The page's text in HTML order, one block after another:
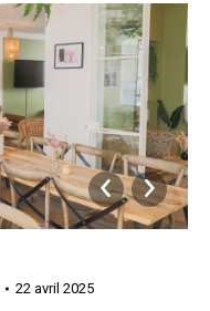
22 avril 2025